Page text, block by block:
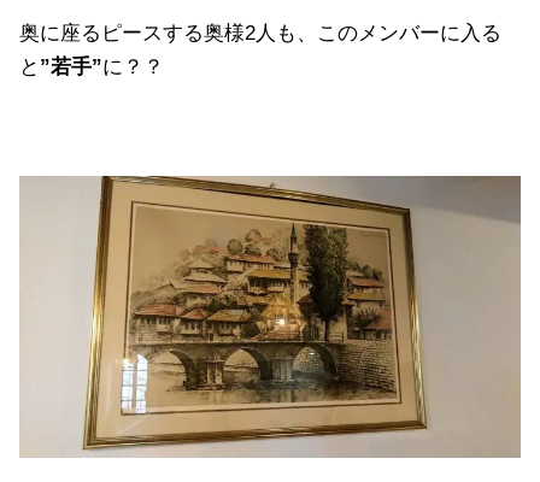
奥に座るピースする奥様2人も、このメンバーに入る
と ”若手”に？？